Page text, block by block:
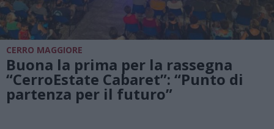
CERRO MAGGIORE
Buona la prima per la rassegna
“CerroEstate Cabaret”: “Punto di
partenza per il futuro”